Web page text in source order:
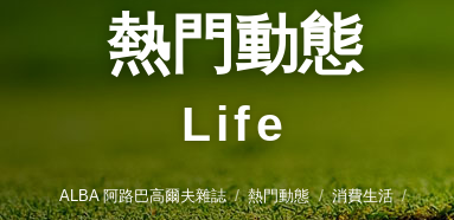
熱門動態
Life
ALBA 阿路巴高爾夫雜誌 熱門動態 消費生活